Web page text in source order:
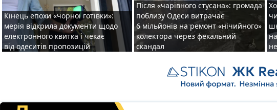
Кінець епохи «чорної готівки»:
мерія відкрила документи щодо
електронного квитка і чекає
від одеситів пропозицій
Після «чарівного стусана»: громада
поблизу Одеси витрачає
6 мільйонів на ремонт «нічийного»
колектора через фекальний
скандал